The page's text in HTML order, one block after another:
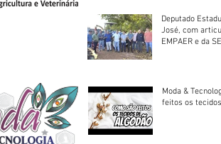
Deputado
José, com
EMPAER e da
Moda &
feitos os